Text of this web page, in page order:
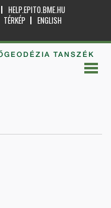
HELP.EPITO.BME.HU
TÉRKÉP
ENGLISH
TANSZÉK